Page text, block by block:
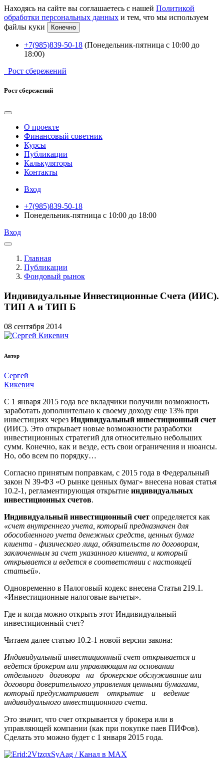
Находясь на сайте вы соглашаетесь с нашей Политикой
обработки персональных данных и тем, что мы используем
файлы куки
Конечно
+7(985)839-50-18 (Понедельник-пятница с 10:00 до
18:00)
Рост сбережений
Рост сбережений
О проекте
Финансовый советник
Курсы
Публикации
Калькуляторы
Контакты
Вход
+7(985)839-50-18
Понедельник-пятница с 10:00 до 18:00
Вход
Главная
Публикации
Фондовый рынок
Индивидуальные Инвестиционные Счета (ИИС).
ТИП А и ТИП Б
08 сентября 2014
Автор
Сергей
Кикевич
С 1 января 2015 года все вкладчики получили возможность
заработать дополнительно к своему доходу еще 13% при
инвестициях через Индивидуальный инвестиционный счет
(ИИС). Это открывает новые возможности разработки
инвестиционных стратегий для относительно небольших
сумм. Конечно, как и везде, есть свои ограничения и нюансы.
Но, обо всем по порядку…
Согласно принятым поправкам, с 2015 года в Федеральный
закон N 39-ФЗ «О рынке ценных бумаг» внесена новая статья
10.2-1, регламентирующая открытие индивидуальных
инвестиционных счетов.
Индивидуальный инвестиционный счет определяется как
«счет внутреннего учета, который предназначен для
обособленного учета денежных средств, ценных бумаг
клиента - физического лица, обязательств по договорам,
заключенным за счет указанного клиента, и который
открывается и ведется в соответствии с настоящей
статьей».
Одновременно в Налоговый кодекс внесена Статья 219.1.
«Инвестиционные налоговые вычеты».
Где и когда можно открыть этот Индивидуальный
инвестиционный счет?
Читаем далее статью 10.2-1 новой версии закона:
Индивидуальный инвестиционный счет открывается и
ведется брокером или управляющим на основании
отдельного договора на брокерское обслуживание или
договора доверительного управления ценными бумагами,
который предусматривает открытие и ведение
индивидуального инвестиционного счета.
Это значит, что счет открывается у брокера или в
управляющей компании (как при покупке паев ПИФов).
Сделать это можно будет с 1 января 2015 года.